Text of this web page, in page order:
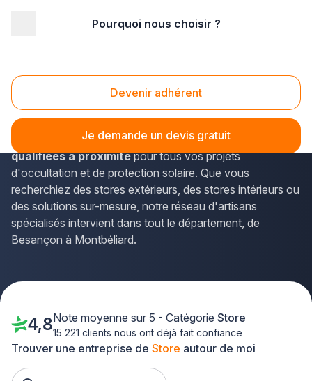
Pourquoi nous choisir ?
Devenir adhérent
Je demande un devis gratuit
Stores Doubs (25)
Vous envisagez l'installation de stores pour votre
habitation dans le Doubs ? La solution Plus que pro vous
met en relation avecdes entreprises de stores
qualifiées à proximitépour tous vos projets
d'occultation et de protection solaire. Que vous
recherchiez des stores extérieurs, des stores intérieurs ou
des solutions sur-mesure, notre réseau d'artisans
spécialisés intervient dans tout le département, de
Besançon à Montbéliard.
Trouver une entreprise de Store autour de moi
4,8Note moyenne sur 5 - Catégorie Store
15 221 clients nous ont déjà fait confiance